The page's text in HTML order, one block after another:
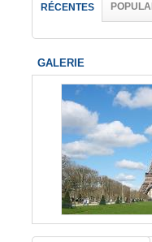
RÉCENTES
GALERIE